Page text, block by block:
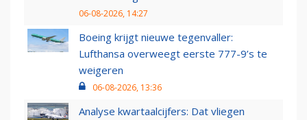
06-08-2026, 14:27
Boeing krijgt nieuwe tegenvaller:
Lufthansa overweegt eerste 777-9’s te
weigeren
06-08-2026, 13:36
Analyse kwartaalcijfers: Dat vliegen